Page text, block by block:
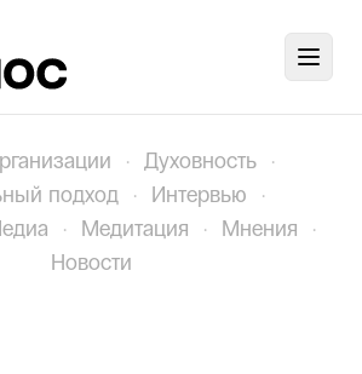
· Духовность ·
подход · Интервью
·
· Медитация · Мнения
·
Новости